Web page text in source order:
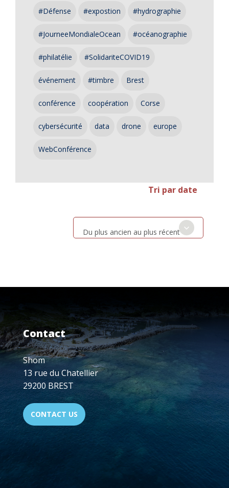
#Défense #expostion #hydrographie
#JourneeMondialeOcean #océanographie
#philatélie #SolidariteCOVID19
événement #timbre Brest
conférence coopération Corse
cybersécurité data drone europe
WebConférence
Tri par date
Du plus ancien au plus récent
Contact
Shom
13 rue du Chatellier
29200 BREST
CONTACT US